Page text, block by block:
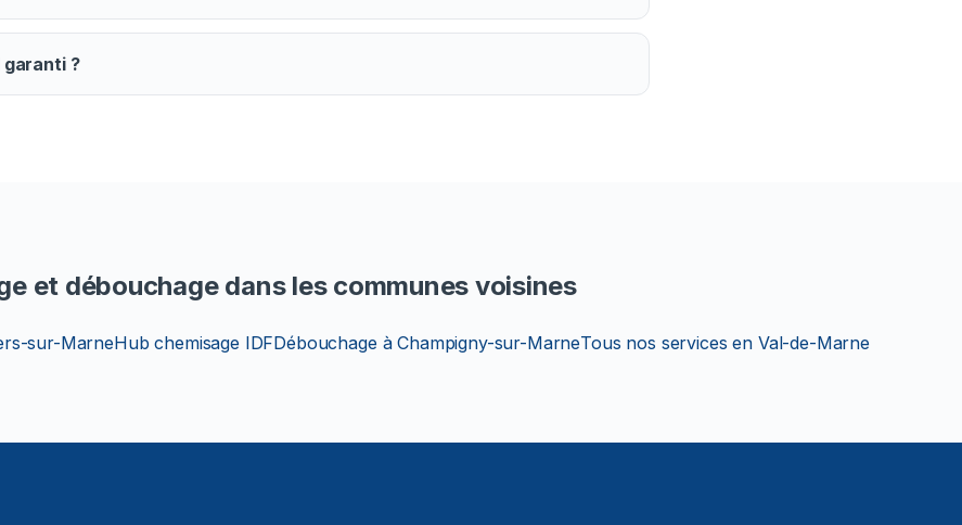
garanti ?
et débouchage dans les communes voisines
sur-MarneHub chemisage IDFDébouchage à Champigny-sur-MarneTous nos services en Val-de-Marne